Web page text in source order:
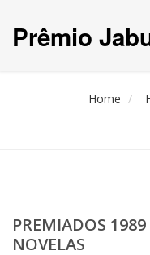
Prêmio
Home
PREMIADOS
NOVELAS